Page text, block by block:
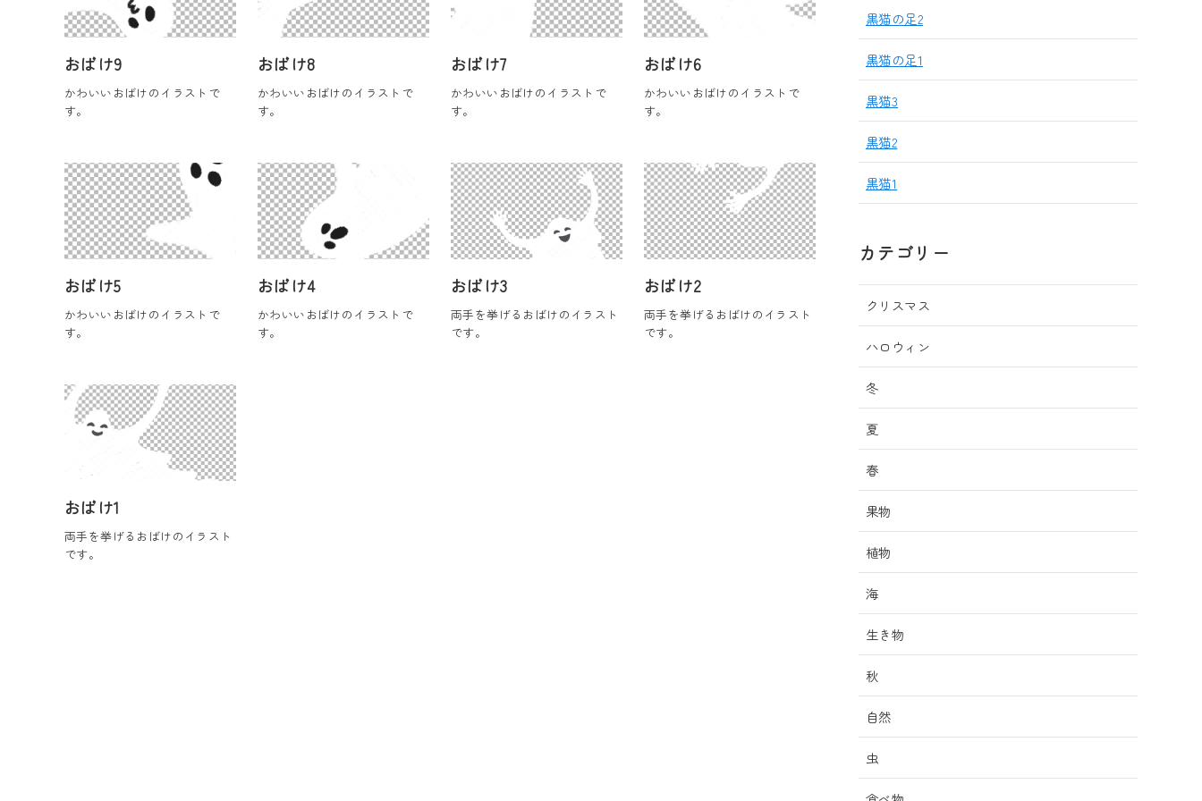
おばけ9
かわいいおばけのイラストで
す。
おばけ8
かわいいおばけのイラストで
す。
おばけ7
かわいいおばけのイラストで
す。
おばけ6
かわいいおばけのイラストで
す。
おばけ5
かわいいおばけのイラストで
す。
おばけ4
かわいいおばけのイラストで
す。
おばけ3
両手を挙げるおばけのイラスト
です。
おばけ2
両手を挙げるおばけのイラスト
です。
おばけ1
両手を挙げるおばけのイラスト
です。
黒猫の足2
黒猫の足1
黒猫3
黒猫2
黒猫1
カテゴリー
クリスマス
ハロウィン
冬
夏
春
果物
植物
海
生き物
秋
自然
虫